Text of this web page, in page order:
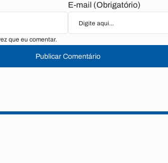
E-mail (Obrigatório)
que eu comentar.
Publicar Comentário